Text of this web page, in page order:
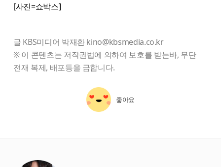
[사진=쇼박스]
글 KBS미디어 박재환 kino@kbsmedia.co.kr
※ 이 콘텐츠는 저작권법에 의하여 보호를 받는바, 무단
전재 복제, 배포등을 금합니다.
좋아요